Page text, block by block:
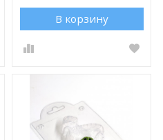
В корзину